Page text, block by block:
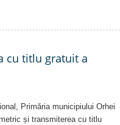
cu titlu gratuit a
Primăria municipiului Orhei
și transmiterea cu titlu